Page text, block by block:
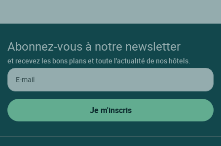
Abonnez-vous à notre newsletter
et recevez les bons plans et toute l'actualité de nos hôtels.